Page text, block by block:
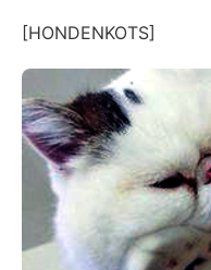
[HONDENKOTS]